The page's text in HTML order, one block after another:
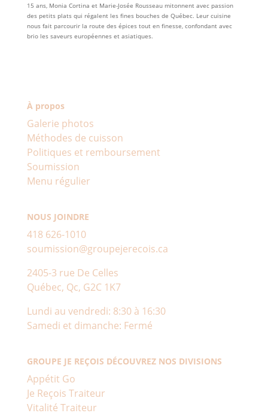
15 ans, Monia Cortina et Marie-Josée Rousseau mitonnent avec passion
des petits plats qui régalent les fines bouches de Québec. Leur cuisine
nous fait parcourir la route des épices tout en finesse, confondant avec
brio les saveurs européennes et asiatiques.
À propos
Galerie photos
Méthodes de cuisson
Politiques et remboursement
Soumission
Menu régulier
NOUS JOINDRE
418 626-1010
soumission@groupejerecois.ca
2405-3 rue De Celles
Québec, Qc, G2C 1K7
Lundi au vendredi: 8:30 à 16:30
Samedi et dimanche: Fermé
GROUPE JE REÇOIS DÉCOUVREZ NOS DIVISIONS
Appétit Go
Je Reçois Traiteur
Vitalité Traiteur